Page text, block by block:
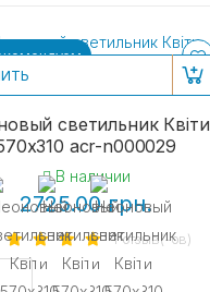
светильник Квіти
acr-n000029
В наличии
2725.00 грн.
1 отзыв(-ов)